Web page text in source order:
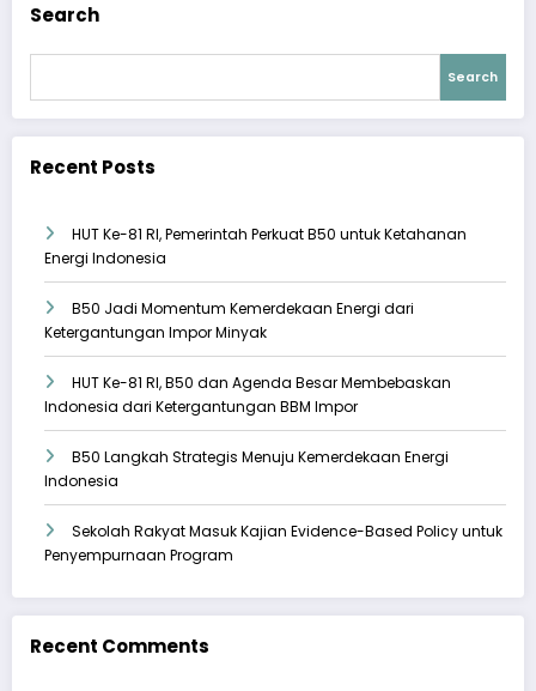
Search
Search
Recent Posts
HUT Ke-81 RI, Pemerintah Perkuat B50 untuk Ketahanan
Energi Indonesia
B50 Jadi Momentum Kemerdekaan Energi dari
Ketergantungan Impor Minyak
HUT Ke-81 RI, B50 dan Agenda Besar Membebaskan
Indonesia dari Ketergantungan BBM Impor
B50 Langkah Strategis Menuju Kemerdekaan Energi
Indonesia
Sekolah Rakyat Masuk Kajian Evidence-Based Policy untuk
Penyempurnaan Program
Recent Comments